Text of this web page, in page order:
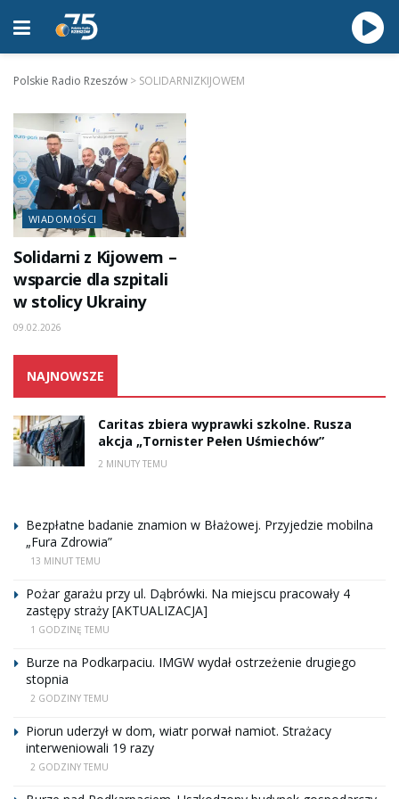
Polskie Radio Rzeszów > SOLIDARNIZKIJOWEM
WIADOMOŚCI
Solidarni z Kijowem –
wsparcie dla szpitali
w stolicy Ukrainy
09.02.2026
NAJNOWSZE
Caritas zbiera wyprawki szkolne. Rusza
akcja „Tornister Pełen Uśmiechów”
2 MINUTY TEMU
Bezpłatne badanie znamion w Błażowej. Przyjedzie mobilna
„Fura Zdrowia”
13 MINUT TEMU
Pożar garażu przy ul. Dąbrówki. Na miejscu pracowały 4
zastępy straży [AKTUALIZACJA]
1 GODZINĘ TEMU
Burze na Podkarpaciu. IMGW wydał ostrzeżenie drugiego
stopnia
2 GODZINY TEMU
Piorun uderzył w dom, wiatr porwał namiot. Strażacy
interweniowali 19 razy
2 GODZINY TEMU